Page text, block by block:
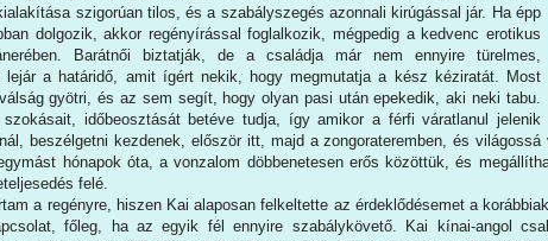
szigorúan tilos, és a szabályszegés azonnali kirúgással jár. Ha épp
dolgozik, akkor regényírással foglalkozik, mégpedig a kedvenc erotikus
Barátnői biztatják, de a családja már nem ennyire türelmes,
lejár a határidő, amit ígért nekik, hogy megmutatja a kész kéziratát. Most
gyötri, és az sem segít, hogy olyan pasi után epekedik, aki neki tabu.
szokásait, időbeosztását betéve tudja, így amikor a férfi váratlanul jelenik
beszélgetni kezdenek, először itt, majd a zongorateremben, és
hónapok óta, a vonzalom döbbenetesen erős közöttük, és
felé.
a regényre, hiszen Kai alaposan felkeltette az érdeklődésemet a
főleg, ha az egyik fél ennyire szabálykövető. Kai kínai-angol